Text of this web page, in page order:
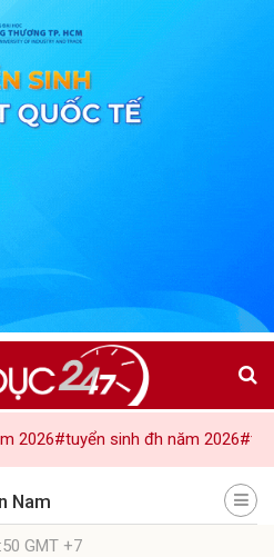
2026#tuyển sinh đh năm 2026
Nam
GMT +7